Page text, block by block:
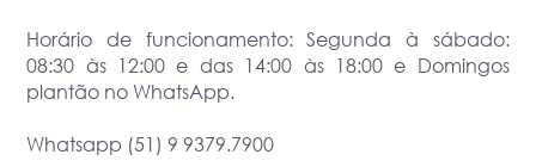
Horário de funcionamento: Segunda à sábado:
08:30 às 12:00 e das 14:00 às 18:00 e Domingos
plantão no WhatsApp.
Whatsapp (51) 9 9379.7900